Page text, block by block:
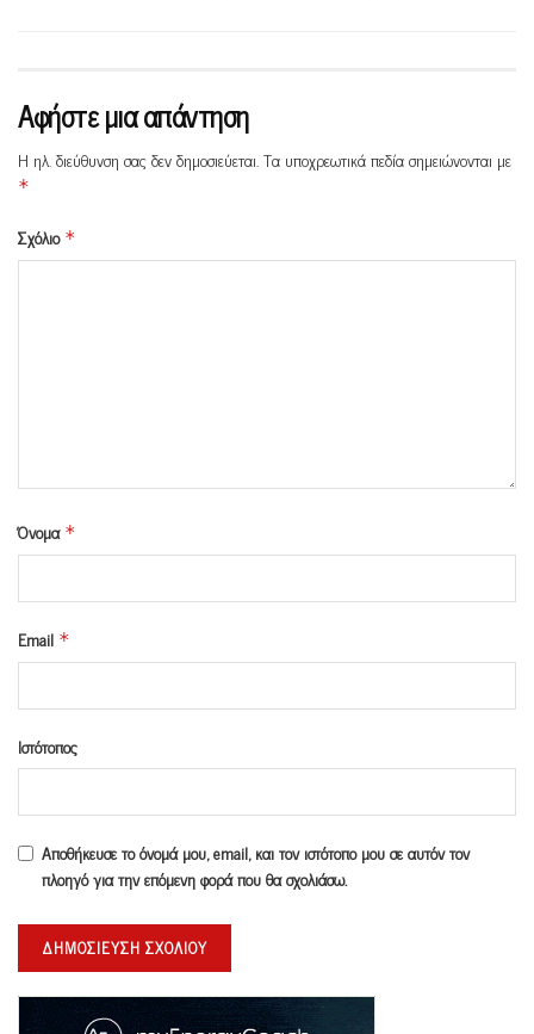
Αφήστε μια απάντηση
Η ηλ. διεύθυνση σας δεν δημοσιεύεται.Τα υποχρεωτικά πεδία σημειώνονται με
*
Σχόλιο *
Όνομα *
Email *
Ιστότοπος
Αποθήκευσε το όνομά μου, email, και τον ιστότοπο μου σε αυτόν τον
πλοηγό για την επόμενη φορά που θα σχολιάσω.